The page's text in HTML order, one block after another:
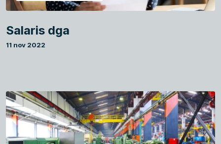
Salaris dga
11 nov 2022